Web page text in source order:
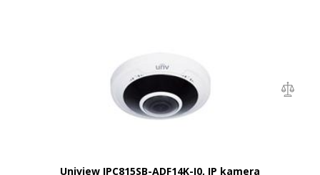
Uniview IPC815SB-ADF14K-I0, IP kamera